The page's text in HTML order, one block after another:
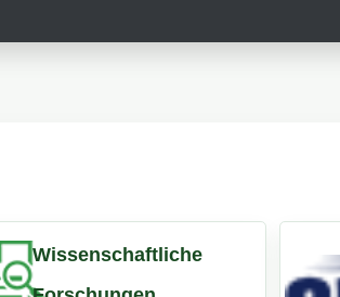
Wissenschaftliche